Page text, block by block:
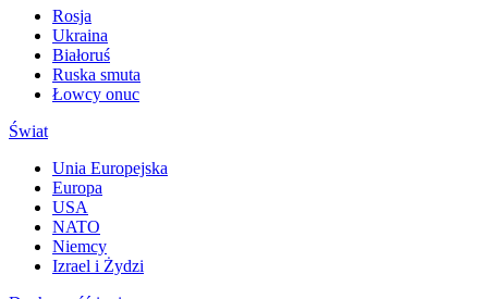
Rosja
Ukraina
Białoruś
Ruska smuta
Łowcy onuc
Świat
Unia Europejska
Europa
USA
NATO
Niemcy
Izrael i Żydzi